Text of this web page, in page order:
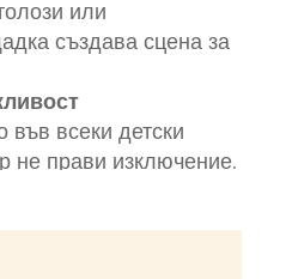
или
създава сцена за
във всеки детски
не прави изключение.